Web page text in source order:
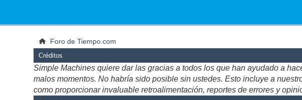
Foro de Tiempo.com
Créditos
Simple Machines quiere dar las gracias a todos los que han ayudado a
malos momentos. No habría sido posible sin ustedes. Esto incluye a
como proporcionar invaluable retroalimentación, reportes de errores y